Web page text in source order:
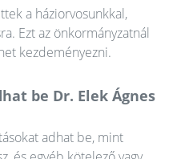
a háziorvosunkkal,
Ezt az önkormányzatnál
kezdeményezni.
be Dr. Elek Ágnes
adhat be, mint